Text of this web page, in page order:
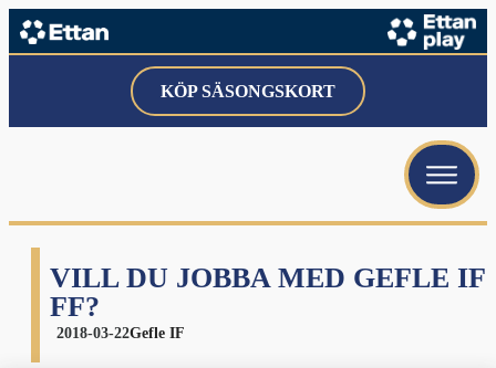
KÖP SÄSONGSKORT
VILL DU JOBBA MED GEFLE IF
FF?
2018-03-22Gefle IF